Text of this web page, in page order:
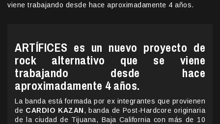
viene trabajando desde hace aproximadamente 4 años.
ARTÍFICES es un nuevo proyecto de
rock alternativo que se viene
trabajando desde hace
aproximadamente 4 años.
La banda está formada por ex integrantes que provienen
de CARDIO KAZAN, banda de Post-Hardcore originaria
de la ciudad de Tijuana, Baja California con más de 10